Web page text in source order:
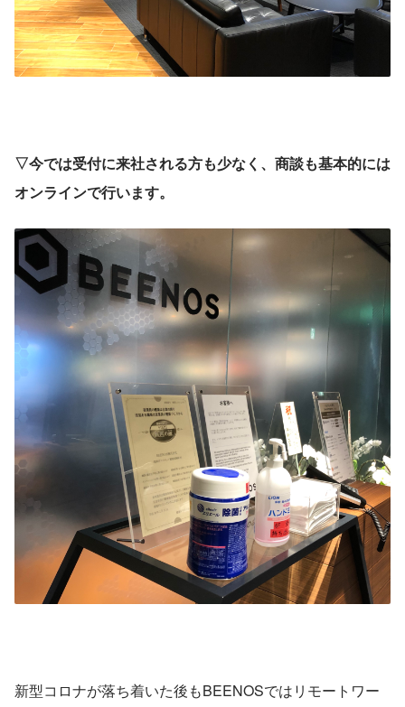
▽今では受付に来社される方も少なく、商談も基本的には
オンラインで行います。
新型コロナが落ち着いた後もBEENOSではリモートワー